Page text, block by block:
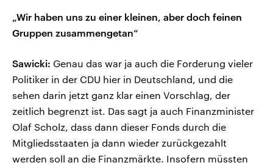
„Wir haben uns zu einer kleinen, aber doch feinen
Gruppen zusammengetan“
Sawicki: Genau das war ja auch die Forderung vieler
Politiker in der CDU hier in Deutschland, und die
sehen darin jetzt ganz klar einen Vorschlag, der
zeitlich begrenzt ist. Das sagt ja auch Finanzminister
Olaf Scholz, dass dann dieser Fonds durch die
Mitgliedsstaaten ja dann wieder zurückgezahlt
werden soll an die Finanzmärkte. Insofern müssten